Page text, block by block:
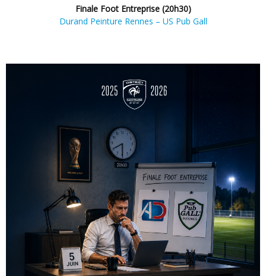
Finale Foot Entreprise (20h30)
Durand Peinture Rennes – US Pub Gall